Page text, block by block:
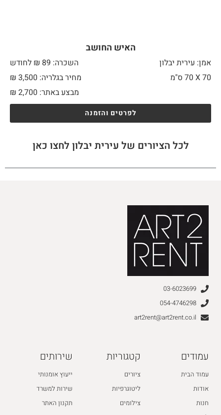
האיש החושב
אמן: עירית יבלון
השכרה: 89 ₪ לחודש
70 X
מחיר בגלריה: 3,500 ₪
מבצע באתר:
₪ 2,700
לפרטים והזמנה
לכל הציורים של עירית יבלון לחצו כאן
03-6023699
054-4746298
art2rent@art2rent.co.il
עמודים
עמוד הבית
אודות
חנות
קטגוריות
ציורים
ליטוגרפיות
צילומים
שירותים
ייעוץ אומנותי
שירות למשרד
תקנון האתר